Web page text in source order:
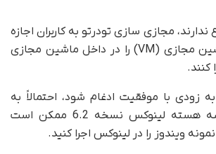
ندارند، مجازی سازی تودرتو به کاربران اجازه
می دهد تا یک ماشین مجازی (VM) را در داخل ماشین مجازی
به زودی با موفقیت ادغام شود، احتمالاً به
زودی در زمان عرضه هسته لینوکس نسخه 6.2 ممکن است
ویندوز را در لینوکس اجرا کنید.